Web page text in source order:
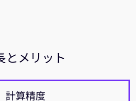
400 [main reception]
410
る
とメリット
計算精度